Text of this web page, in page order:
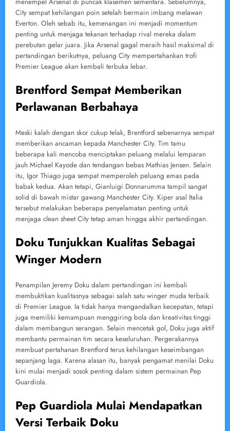
City sempat kehilangan poin setelah bermain imbang melawan
Everton. Oleh sebab itu, kemenangan ini menjadi momentum
penting untuk menjaga tekanan terhadap rival mereka dalam
perebutan gelar juara. Jika Arsenal gagal meraih hasil maksimal di
pertandingan berikutnya, peluang City mempertahankan trofi
Premier League akan kembali terbuka lebar.
Brentford Sempat Memberikan
Perlawanan Berbahaya
Meski kalah dengan skor cukup telak, Brentford sebenarnya sempat
memberikan ancaman kepada Manchester City. Tim tamu
beberapa kali mencoba menciptakan peluang melalui lemparan
jauh Michael Kayode dan tendangan bebas Mathias Jensen. Selain
itu, Igor Thiago juga sempat memperoleh peluang emas pada
babak kedua. Akan tetapi, Gianluigi Donnarumma tampil sangat
solid di bawah mistar gawang Manchester City. Kiper asal Italia
tersebut melakukan beberapa penyelamatan penting untuk
menjaga clean sheet City tetap aman hingga akhir pertandingan.
Doku Tunjukkan Kualitas Sebagai
Winger Modern
Penampilan Jeremy Doku dalam pertandingan ini kembali
membuktikan kualitasnya sebagai salah satu winger muda terbaik
di Premier League. Ia tidak hanya mengandalkan kecepatan, tetapi
juga memiliki kemampuan menggiring bola dan kreativitas tinggi
dalam membangun serangan. Selain mencetak gol, Doku juga aktif
membantu permainan tim secara keseluruhan. Pergerakannya
membuat pertahanan Brentford terus kehilangan keseimbangan
sepanjang laga. Karena alasan itu, banyak pengamat menilai Doku
kini mulai menjadi sosok penting dalam sistem permainan Pep
Guardiola.
Pep Guardiola Mulai Mendapatkan
Versi Terbaik Doku